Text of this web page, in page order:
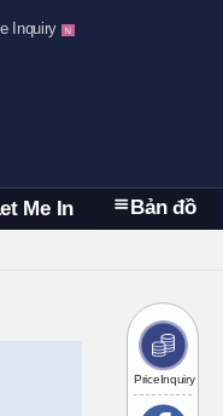
Inquiry
Me In Bản đồ
PriceInquiry